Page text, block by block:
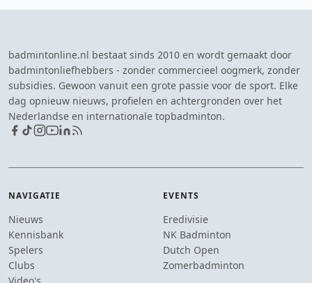
badmintonline.nl bestaat sinds 2010 en wordt gemaakt door
badmintonliefhebbers - zonder commercieel oogmerk, zonder
subsidies. Gewoon vanuit een grote passie voor de sport. Elke
dag opnieuw nieuws, profielen en achtergronden over het
Nederlandse en internationale topbadminton.
NAVIGATIE
Nieuws
Kennisbank
Spelers
Clubs
EVENTS
Eredivisie
NK Badminton
Dutch Open
Zomerbadminton